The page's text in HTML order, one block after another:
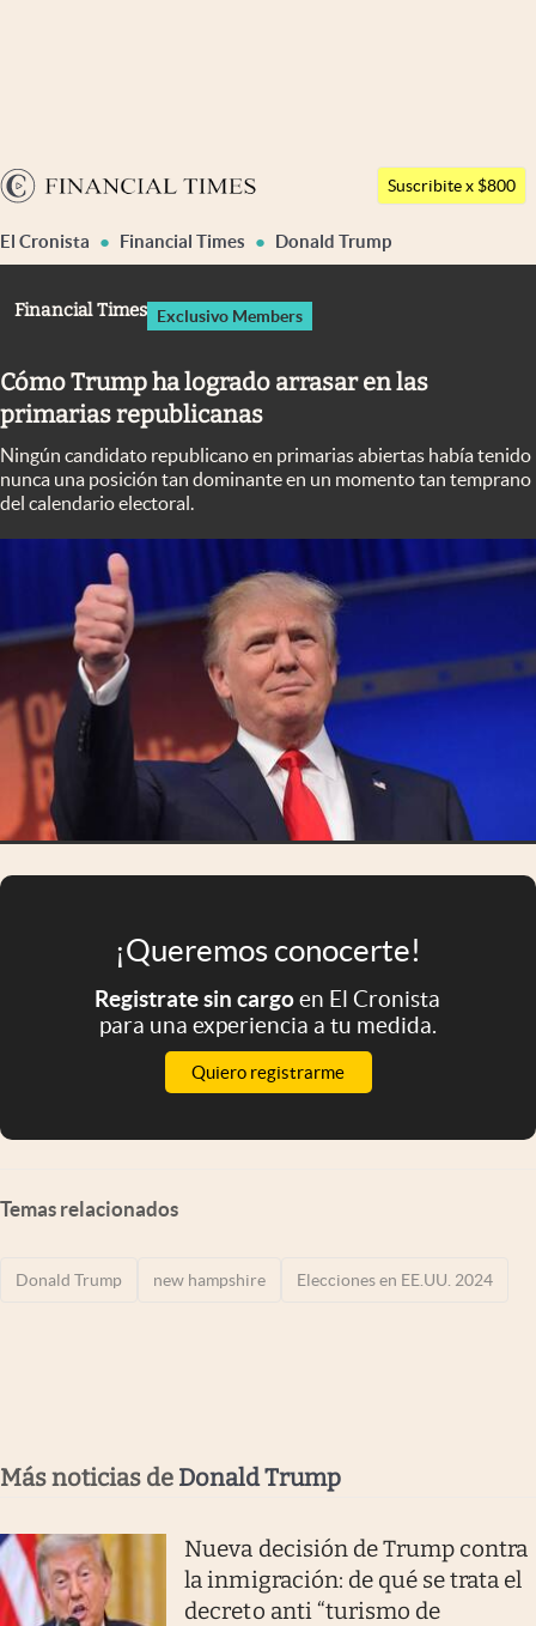
Argentina
Members
Economía y Política
Mercados Online
Columnistas
Otras secciones
Apertura
Infotechnology
Clase
Clima
Mundial 2026
Eventos Corporativos
El Cronista Studio
Mediakit
Suscribite x $800
El Cronista Financial Times Donald Trump
Financial Times Exclusivo Members
Cómo Trump ha logrado arrasar en las
primarias republicanas
Ningún candidato republicano en primarias abiertas había tenido
nunca una posición tan dominante en un momento tan temprano
del calendario electoral.
¡Queremos conocerte!
Registrate sin cargoen El Cronista
para una experiencia a tu medida.
Quiero registrarme
Temas relacionados
Donald Trump new hampshire Elecciones en EE.UU. 2024
Más noticias de Donald Trump
Nueva decisión de Trump contra
la inmigración: de qué se trata el
decreto anti “turismo de